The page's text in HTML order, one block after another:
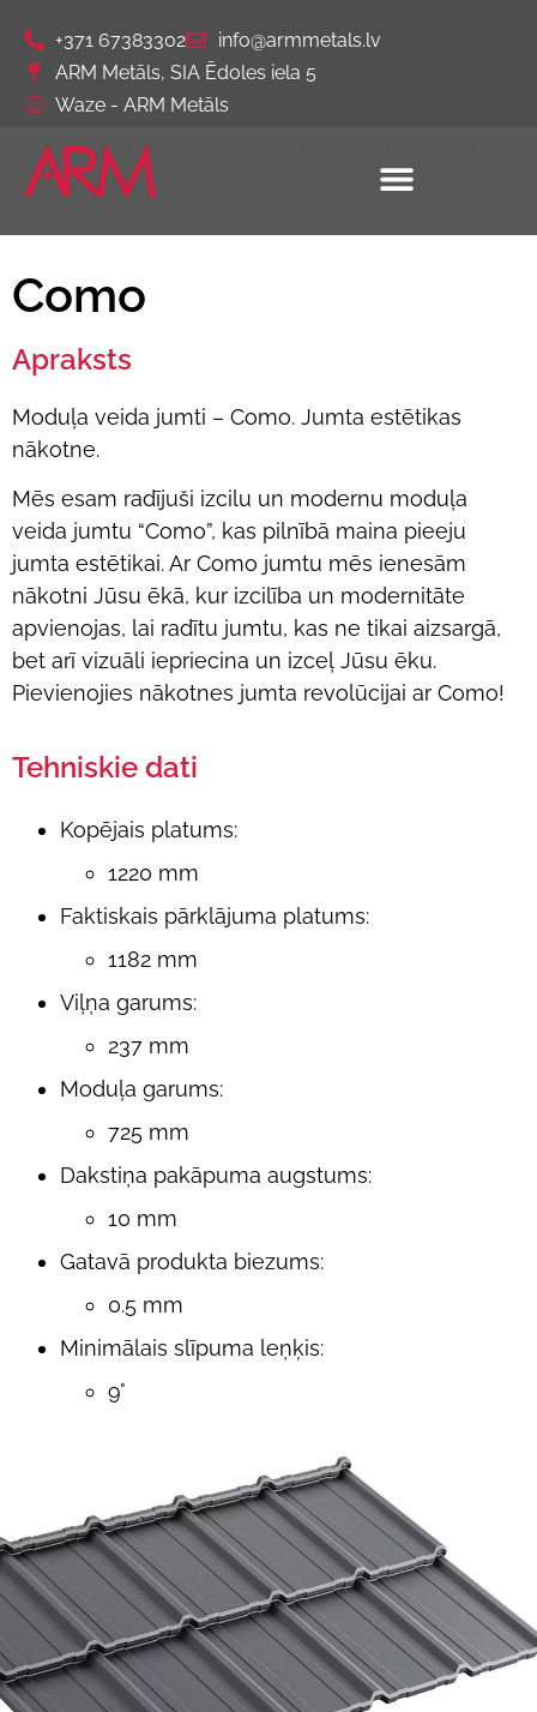
+371 67383302
info@armmetals.lv
ARM Metāls, SIA Ēdoles iela 5
Waze - ARM Metāls
Como
Apraksts
Moduļa veida jumti – Como. Jumta estētikas
nākotne.
Mēs esam radījuši izcilu un modernu moduļa
veida jumtu “Como”, kas pilnībā maina pieeju
jumta estētikai. Ar Como jumtu mēs ienesām
nākotni Jūsu ēkā, kur izcilība un modernitāte
apvienojas, lai radītu jumtu, kas ne tikai aizsargā,
bet arī vizuāli iepriecina un izceļ Jūsu ēku.
Pievienojies nākotnes jumta revolūcijai ar Como!
Tehniskie dati
Kopējais platums:
1220 mm
Faktiskais pārklājuma platums:
1182 mm
Viļņa garums:
237 mm
Moduļa garums:
725 mm
Dakstiņa pakāpuma augstums:
10 mm
Gatavā produkta biezums:
0.5 mm
Minimālais slīpuma leņķis:
9°